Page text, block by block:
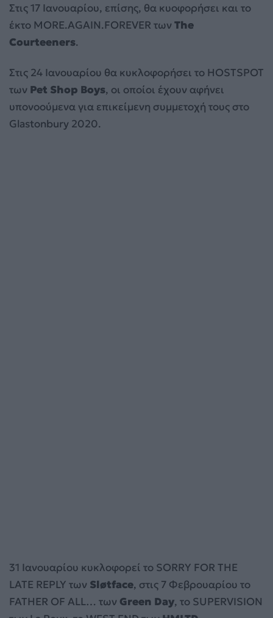
Στις 17 Ιανουαρίου, επίσης, θα κυοφορήσει και το
έκτο MORE.AGAIN.FOREVER τωνThe
Courteeners.
Στις 24 Ιανουαρίου θα κυκλοφορήσει το HOSTSPOT
των Pet Shop Boys, οι οποίοι έχουν αφήνει
υπονοούμενα για επικείμενη συμμετοχή τους στο
Glastonbury 2020.
31 Ιανουαρίου κυκλοφορεί το SORRY FOR THE
LATE REPLY των Sløtface, στις 7 Φεβρουαρίου το
FATHER OF ALL… των Green Day, το SUPERVISION